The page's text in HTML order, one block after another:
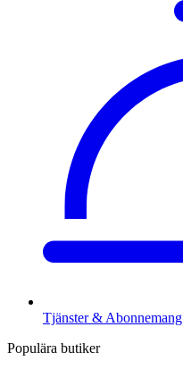
Tjänster & Abonnemang
Populära butiker